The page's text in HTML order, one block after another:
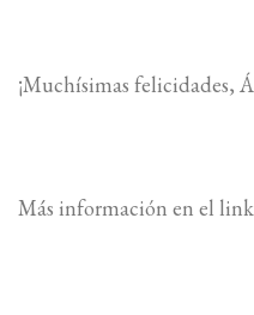
¡Muchísimas felicidades,
Más información en el